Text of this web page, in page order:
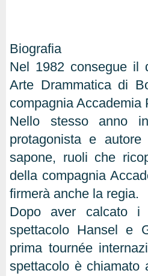
Biografia
Nel 1982 consegue il
Arte Drammatica di
compagnia Accademia
Nello stesso anno
protagonista e
sapone, ruoli che
della compagnia
firmerà anche la regia.
Dopo aver calcato i
spettacolo Hansel e
prima tournée
spettacolo è chiamato